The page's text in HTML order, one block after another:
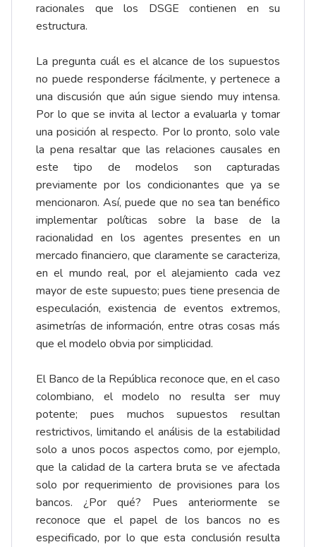
racionales que los DSGE contienen en su
estructura.
La pregunta cuál es el alcance de los supuestos
no puede responderse fácilmente, y pertenece a
una discusión que aún sigue siendo muy intensa.
Por lo que se invita al lector a evaluarla y tomar
una posición al respecto. Por lo pronto, solo vale
la pena resaltar que las relaciones causales en
este tipo de modelos son capturadas
previamente por los condicionantes que ya se
mencionaron. Así, puede que no sea tan benéfico
implementar políticas sobre la base de la
racionalidad en los agentes presentes en un
mercado financiero, que claramente se caracteriza,
en el mundo real, por el alejamiento cada vez
mayor de este supuesto; pues tiene presencia de
especulación, existencia de eventos extremos,
asimetrías de información, entre otras cosas más
que el modelo obvia por simplicidad.
El Banco de la República reconoce que, en el caso
colombiano, el modelo no resulta ser muy
potente; pues muchos supuestos resultan
restrictivos, limitando el análisis de la estabilidad
solo a unos pocos aspectos como, por ejemplo,
que la calidad de la cartera bruta se ve afectada
solo por requerimiento de provisiones para los
bancos. ¿Por qué? Pues anteriormente se
reconoce que el papel de los bancos no es
especificado, por lo que esta conclusión resulta